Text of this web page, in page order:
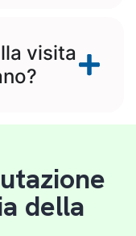
visita
della